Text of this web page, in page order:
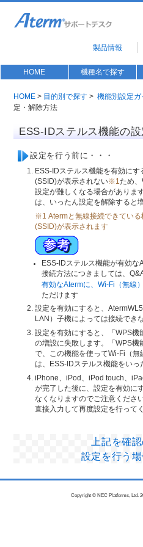
製品情報
HOME 機種名で探す
HOME > 目的別で探す >機能別設定ガ
定・解除方法
ESS-IDステルス機能の
設定を行う前に・・・
ESS-IDステルス機能を有効に
(SSID)が表示されない※1 ため
設定が難しくなる場合がありま
は、いったん設定を解除すると
※1 Atermと無線接続できている
(SSID)が表示されます
ESS-IDステルス機能が有効
接続方法につきましては、
有効なAtermに、Wi-Fi（無線
ただけます
設定を有効にすると、
LAN）子機によっては接続でき
設定を有効にすると、「WPS
の増設に失敗します。「WPS機
で、この機能を使ってWi-Fi（
は、ESS-IDステルス機能をいっ
iPhone、iPod、iPod touch、
が完了した後に、設定を有効に
なくなりますのでご注意くださ
直接入力して再度設定を行って
上記を確
設定を行う
Copyright © NEC Platforms, Ltd.